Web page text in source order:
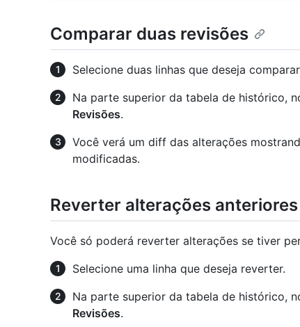
Comparar duas revisões
Selecione duas linhas que deseja
Na parte superior da tabela de histórico,
Revisões.
Você verá um diff das alterações
modificadas.
Reverter alterações anteriores
Você só poderá reverter alterações se tiver
Selecione uma linha que deseja reverter.
Na parte superior da tabela de histórico,
Revisões.